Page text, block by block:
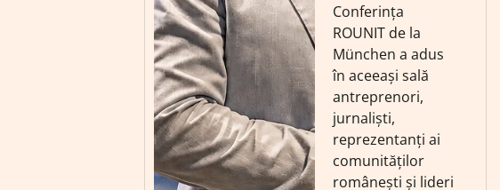
Conferința
ROUNIT de la
München a adus
în aceeași sală
antreprenori,
jurnaliști,
reprezentanți ai
comunităților
românești și lideri